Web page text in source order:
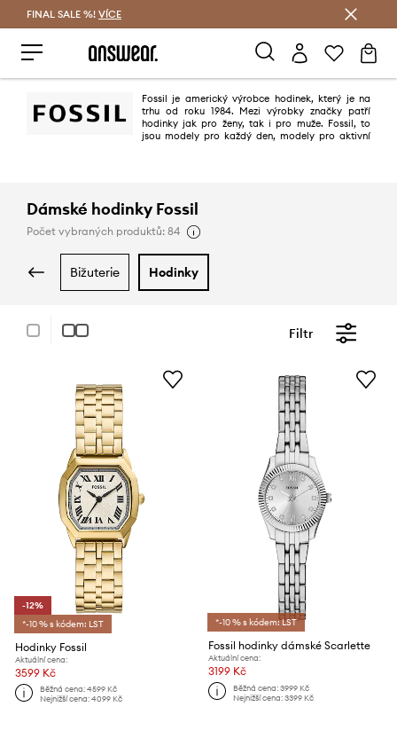
FINAL SALE %! VÍCE
Fossil je americký výrobce hodinek, který je na
trhu od roku 1984. Mezi výrobky značky patří
hodinky jak pro ženy, tak i pro muže. Fossil, to
jsou modely pro každý den, modely pro aktivní
Dámské hodinky Fossil
Počet vybraných produktů: 84
bižuterie hodinky
Filtr
-12%
*-10 % s kódem: LST
Hodinky Fossil
Aktuální cena:
3599 Kč
Běžná cena:4599 Kč
Nejnižší cena:4099 Kč
*-10 % s kódem: LST
Fossil hodinky dámské Scarlette
Aktuální cena:
3199 Kč
Běžná cena:3999 Kč
Nejnižší cena:3399 Kč